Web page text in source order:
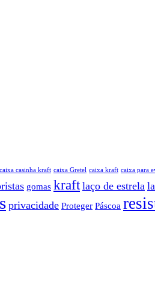
caixa casinha kraft caixa Gretel caixa kraft caixa para
gomas kraft laço de estrela
privacidade Proteger Páscoa